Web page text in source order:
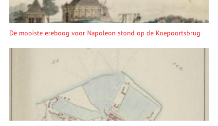
De mooiste ereboog voor Napoleon stond op de Koepoortsbrug